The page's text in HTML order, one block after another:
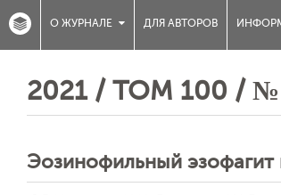
О ЖУРНАЛЕ ДЛЯ АВТОРОВ
2021 / ТОМ 100 /
Эозинофильный эзофагит